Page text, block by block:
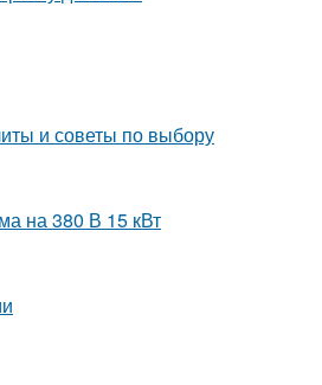
и советы по выбору
на 380 В 15 кВт